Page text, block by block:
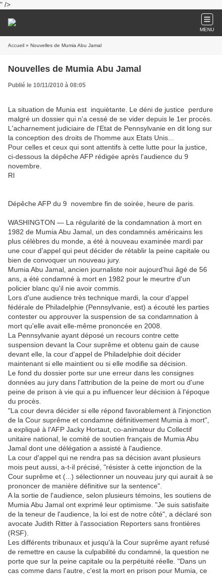
" />
MENU
Accueil » Nouvelles de Mumia Abu Jamal
Nouvelles de Mumia Abu Jamal
Publié le 10/11/2010 à 08:05
La situation de Munia est inquiètante. Le déni de justice perdure
malgré un dossier qui n'a cessé de se vider depuis le 1er procès.
L'acharnement judiciaire de l'Etat de Pennsylvanie en dit long sur
la conception des droits de l'homme aux Etats Unis...
Pour celles et ceux qui sont attentifs à cette lutte pour la justice,
ci-dessous la dépêche AFP rédigée après l'audience du 9
novembre.
RI
Dépêche AFP du 9 novembre fin de soirée, heure de paris.
WASHINGTON — La régularité de la condamnation à mort en
1982 de Mumia Abu Jamal, un des condamnés américains les
plus célèbres du monde, a été à nouveau examinée mardi par
une cour d'appel qui peut décider de rétablir la peine capitale ou
bien de convoquer un nouveau jury.
Mumia Abu Jamal, ancien journaliste noir aujourd'hui âgé de 56
ans, a été condamné à mort en 1982 pour le meurtre d'un
policier blanc qu'il nie avoir commis.
Lors d'une audience très technique mardi, la cour d'appel
fédérale de Philadelphie (Pennsylvanie, est) a écouté les parties
contester ou approuver la suspension de sa condamnation à
mort qu'elle avait elle-même prononcée en 2008.
La Pennsylvanie ayant déposé un recours contre cette
suspension devant la Cour suprême et obtenu gain de cause
devant elle, la cour d'appel de Philadelphie doit décider
maintenant si elle maintient ou si elle modifie sa décision.
Le fond du dossier porte sur une erreur dans les consignes
données au jury dans l'attribution de la peine de mort ou d'une
peine de prison à vie qui a pu influencer leur décision à l'époque
du procès.
"La cour devra décider si elle répond favorablement à l'injonction
de la Cour suprême et condamne définitivement Mumia à mort",
a expliqué à l'AFP Jacky Hortaut, co-animateur du Collectif
unitaire national, le comité de soutien français de Mumia Abu
Jamal dont une délégation a assisté à l'audience.
La cour d'appel qui ne rendra pas sa décision avant plusieurs
mois peut aussi, a-t-il précisé, "résister à cette injonction de la
Cour suprême et (...) sélectionner un nouveau jury qui aurait à se
prononcer de manière définitive sur la sentence".
A la sortie de l'audience, selon plusieurs témoins, les soutiens de
Mumia Abu Jamal ont exprimé leur optimisme. "Je suis satisfaite
de la teneur de l'audience, la loi est de notre côté", a déclaré son
avocate Judith Ritter à l'association Reporters sans frontières
(RSF).
Les différents tribunaux et jusqu'à la Cour suprême ayant refusé
de remettre en cause la culpabilité du condamné, la question ne
porte que sur la peine capitale ou la perpétuité réelle. "Dans un
cas comme dans l'autre, c'est la mort en prison pour Mumia, ce